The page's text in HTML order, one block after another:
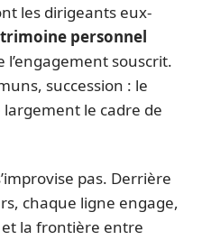
les dirigeants eux-
personnel
l’engagement souscrit.
succession : le
le cadre de
pas. Derrière
chaque ligne engage,
la frontière entre